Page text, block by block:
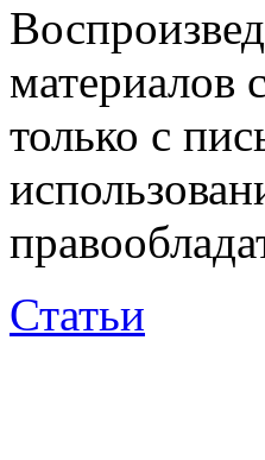
материалов
только с
Статьи